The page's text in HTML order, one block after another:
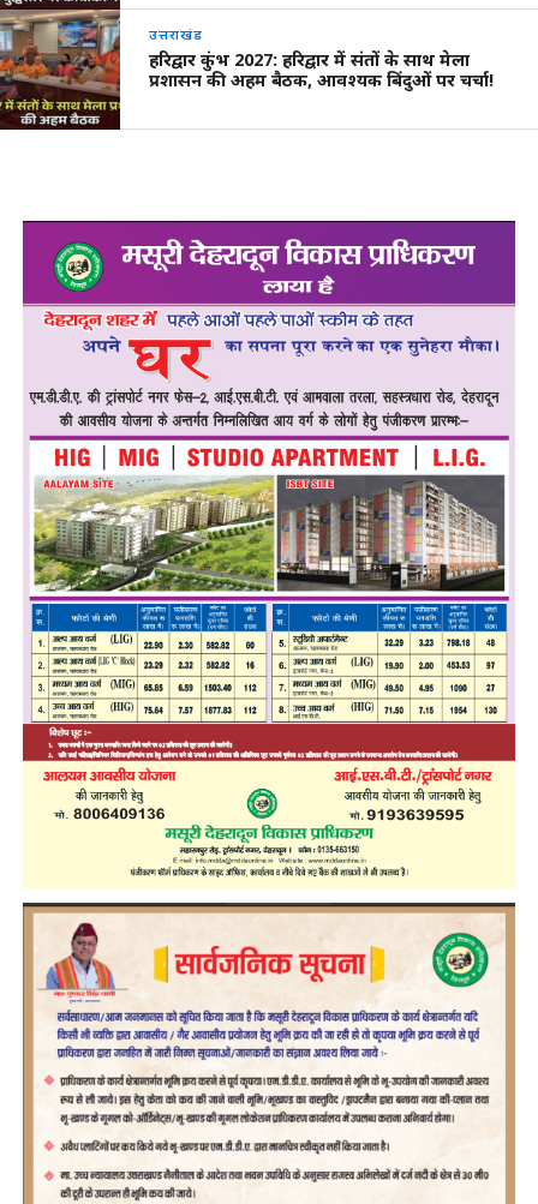
उत्तराखंड
हरिद्वार कुंभ 2027: हरिद्वार में संतों के साथ मेला
प्रशासन की अहम बैठक, आवश्यक बिंदुओं पर चर्चा!